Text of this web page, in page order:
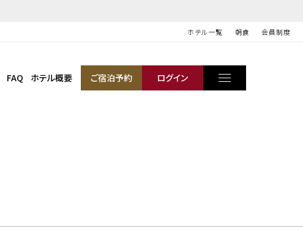
ホテル一覧 朝食 会員制度
FAQ ホテル概要 ご宿泊予約 ログイン